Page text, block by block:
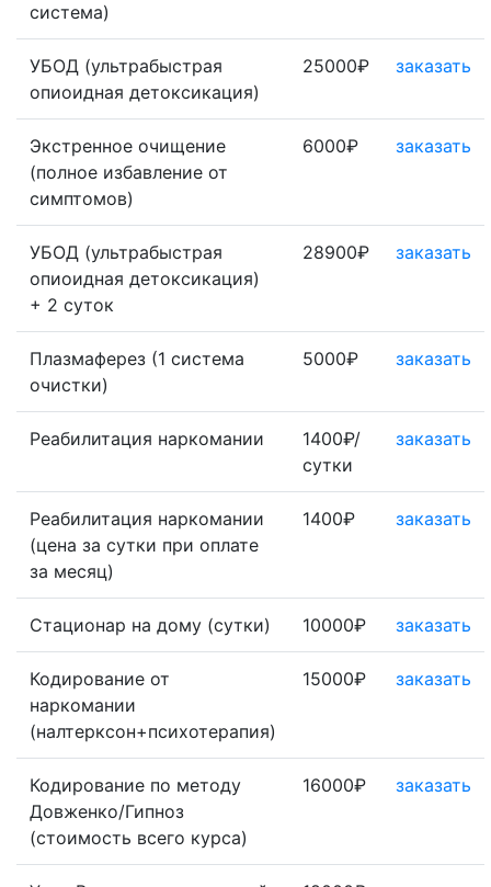
система)
УБОД (ультрабыстрая
опиоидная детоксикация)
25000₽ заказать
Экстренное очищение
(полное избавление от
симптомов)
6000₽ заказать
УБОД (ультрабыстрая
опиоидная детоксикация)
+ 2 суток
28900₽ заказать
Плазмаферез (1 система
очистки)
5000₽ заказать
Реабилитация наркомании
1400₽/
сутки
заказать
Реабилитация наркомании
(цена за сутки при оплате
за месяц)
1400₽ заказать
Стационар на дому (сутки) 10000₽ заказать
Кодирование от
наркомании
(налтерксон+психотерапия)
15000₽ заказать
Кодирование по методу
Довженко/Гипноз
(стоимость всего курса)
16000₽ заказать